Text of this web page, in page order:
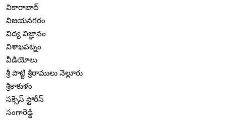
వికారాబాద్
విజయనగరం
విద్య విజ్ఞానం
విశాఖపట్నం
వీడియోలు
శ్రీ పొట్టి శ్రీరాములు నెల్లూరు
శ్రీకాకుళం
సక్సెస్ స్టోరీస్
సంగారెడ్డి